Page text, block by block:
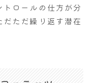
ロールの仕方が分
ただ繰り返す潜在